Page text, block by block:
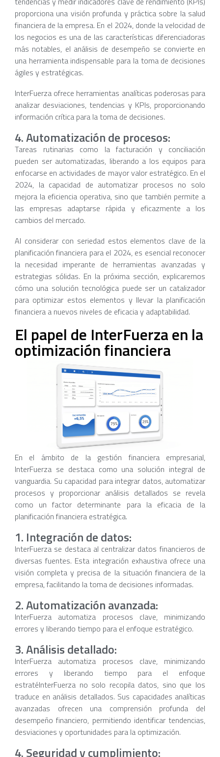
proporciona una visión profunda y práctica sobre la salud
financiera de la empresa. En el 2024, donde la velocidad de
los negocios es una de las características diferenciadoras
más notables, el análisis de desempeño se convierte en
una herramienta indispensable para la toma de decisiones
ágiles y estratégicas.
InterFuerza ofrece herramientas analíticas poderosas para
analizar desviaciones, tendencias y KPIs, proporcionando
información crítica para la toma de decisiones.
4. Automatización de procesos:
Tareas rutinarias como la facturación y conciliación
pueden ser automatizadas, liberando a los equipos para
enfocarse en actividades de mayor valor estratégico. En el
2024, la capacidad de automatizar procesos no solo
mejora la eficiencia operativa, sino que también permite a
las empresas adaptarse rápida y eficazmente a los
cambios del mercado.
Al considerar con seriedad estos elementos clave de la
planificación financiera para el 2024, es esencial reconocer
la necesidad imperante de herramientas avanzadas y
estrategias sólidas. En la próxima sección, explicaremos
cómo una solución tecnológica puede ser un catalizador
para optimizar estos elementos y llevar la planificación
financiera a nuevos niveles de eficacia y adaptabilidad.
El papel de InterFuerza en la
optimización financiera
En el ámbito de la gestión financiera empresarial,
InterFuerza se destaca como una solución integral de
vanguardia. Su capacidad para integrar datos, automatizar
procesos y proporcionar análisis detallados se revela
como un factor determinante para la eficacia de la
planificación financiera estratégica.
1. Integración de datos:
InterFuerza se destaca al centralizar datos financieros de
diversas fuentes. Esta integración exhaustiva ofrece una
visión completa y precisa de la situación financiera de la
empresa, facilitando la toma de decisiones informadas.
2. Automatización avanzada:
InterFuerza automatiza procesos clave, minimizando
errores y liberando tiempo para el enfoque estratégico.
3. Análisis detallado:
InterFuerza automatiza procesos clave, minimizando
errores y liberando tiempo para el enfoque
estratéInterFuerza no solo recopila datos, sino que los
traduce en análisis detallados. Sus capacidades analíticas
avanzadas ofrecen una comprensión profunda del
desempeño financiero, permitiendo identificar tendencias,
desviaciones y oportunidades para la optimización.
4. Seguridad y cumplimiento: